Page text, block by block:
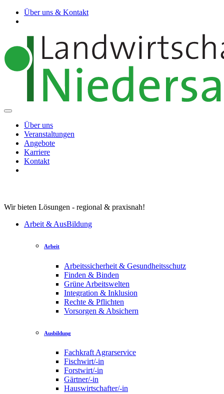
Über uns & Kontakt
Über uns
Veranstaltungen
Angebote
Karriere
Kontakt
Wir bieten Lösungen - regional & praxisnah!
Arbeit & AusBildung
Arbeit
Arbeitssicherheit & Gesundheitsschutz
Finden & Binden
Grüne Arbeitswelten
Integration & Inklusion
Rechte & Pflichten
Vorsorgen & Absichern
Ausbildung
Fachkraft Agrarservice
Fischwirt/-in
Forstwirt/-in
Gärtner/-in
Hauswirtschafter/-in